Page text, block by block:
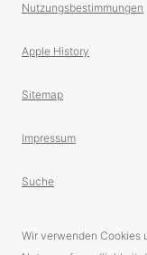
Nutzungsbestimmungen
Apple History
Sitemap
Impressum
Suche
Wir verwenden Cookies